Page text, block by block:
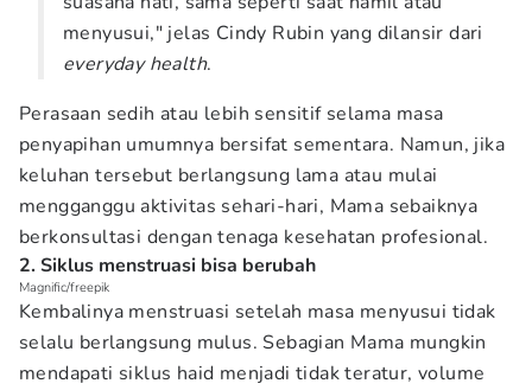
menyusui," jelas Cindy Rubin yang dilansir dari
everyday health.
Perasaan sedih atau lebih sensitif selama masa
penyapihan umumnya bersifat sementara. Namun, jika
keluhan tersebut berlangsung lama atau mulai
mengganggu aktivitas sehari-hari, Mama sebaiknya
berkonsultasi dengan tenaga kesehatan profesional.
2. Siklus menstruasi bisa berubah
Magnific/freepik
Kembalinya menstruasi setelah masa menyusui tidak
selalu berlangsung mulus. Sebagian Mama mungkin
mendapati siklus haid menjadi tidak teratur, volume